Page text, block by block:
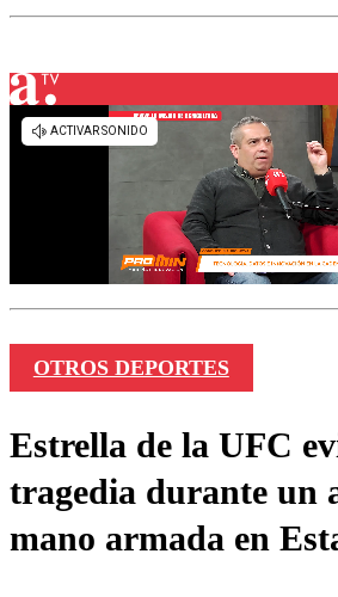
OTROS DEPORTES
Estrella de la UFC
tragedia durante un
mano armada en